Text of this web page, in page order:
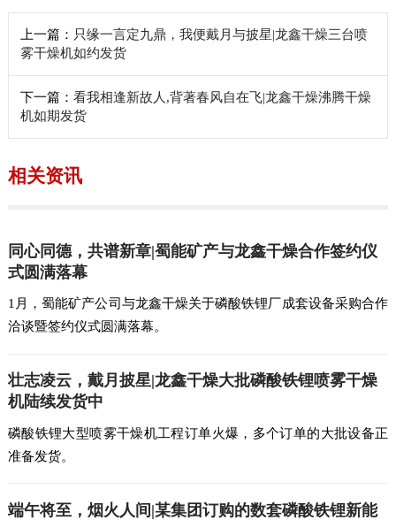
上一篇： 只缘一言定九鼎，我便戴月与披星|龙鑫干燥三台喷
雾干燥机如约发货
下一篇： 看我相逢新故人,背著春风自在飞|龙鑫干燥沸腾干燥
机如期发货
相关资讯
同心同德，共谱新章|蜀能矿产与龙鑫干燥合作签约仪
式圆满落幕
1月，蜀能矿产公司与龙鑫干燥关于磷酸铁锂厂成套设备采购合作
洽谈暨签约仪式圆满落幕。
壮志凌云，戴月披星|龙鑫干燥大批磷酸铁锂喷雾干燥
机陆续发货中
磷酸铁锂大型喷雾干燥机工程订单火爆，多个订单的大批设备正
准备发货。
端午将至，烟火人间|某集团订购的数套磷酸铁锂新能